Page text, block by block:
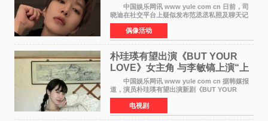
中国娱乐网讯 www yule com cn 日前，司
晓迪在社交平台上疑似发布范丞丞私照及聊天记
录等内容，引发网络热议。大量网友对此展开讨
论，相关话题迅速登上热搜。 刚刚，范丞丞
对接号@到范
偶像活动
朴珪瑛有望出演《BUT YOUR
LOVE》女主角 与李敏镐上演“上
司竟是虚拟偶像”罗曼史
中国娱乐网讯 www yule com cn 据韩媒报
道，演员朴珪瑛有望出演新剧《BUT YOUR
LOVE》女主角，与李敏镐合作，引发关注。
朴珪瑛在剧中饰演游戏公司代理卓素娜一角。她
在忍受艰辛职场生
电视剧